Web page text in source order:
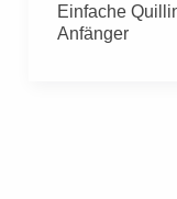
Einfache
Anfänger